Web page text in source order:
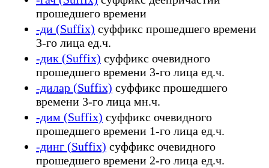
прошедшего времени
-ди (Suffix) суффикс прошедшего времени
3-го лица ед.ч.
-дик (Suffix) суффикс очевидного
прошедшего времени 3-го лица ед.ч.
-дилар (Suffix) суффикс прошедшего
времени 3-го лица мн.ч.
-дим (Suffix) суффикс очевидного
прошедшего времени 1-го лица ед.ч.
-динг (Suffix) суффикс очевидного
прошедшего времени 2-го лица ед.ч.